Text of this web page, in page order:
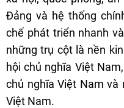
Đảng và hệ thống
chế phát triển nhanh
những trụ cột là nền
hội chủ nghĩa Việt
chủ nghĩa Việt Nam và
Việt Nam.